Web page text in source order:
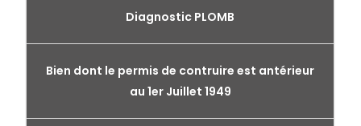
Diagnostic PLOMB
Bien dont le permis de contruire est antérieur
au 1er Juillet 1949